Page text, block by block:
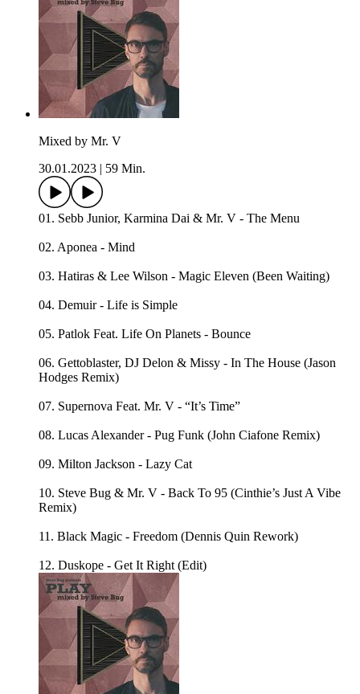
Mixed by Mr. V
30.01.2023
59 Min.
01. Sebb Junior, Karmina Dai & Mr. V - The Menu
02. Aponea - Mind
03. Hatiras & Lee Wilson - Magic Eleven (Been Waiting)
04. Demuir - Life is Simple
05. Patlok Feat. Life On Planets - Bounce
06. Gettoblaster, DJ Delon & Missy - In The House (Jason
Hodges Remix)
07. Supernova Feat. Mr. V - “It’s Time”
08. Lucas Alexander - Pug Funk (John Ciafone Remix)
09. Milton Jackson - Lazy Cat
10. Steve Bug & Mr. V - Back To 95 (Cinthie’s Just A Vibe
Remix)
11. Black Magic - Freedom (Dennis Quin Rework)
12. Duskope - Get It Right (Edit)